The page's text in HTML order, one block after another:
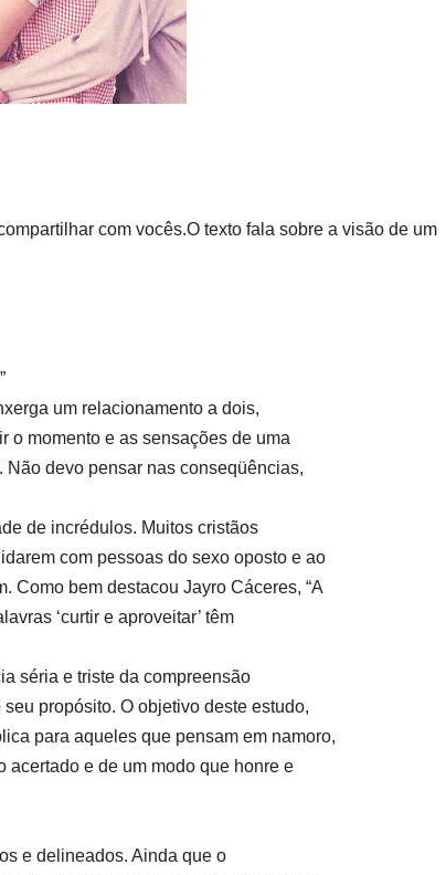
com vocês.O texto fala sobre a visão de um
um relacionamento a dois,
o momento e as sensações de uma
devo pensar nas conseqüências,
de incrédulos. Muitos cristãos
com pessoas do sexo oposto e ao
Como bem destacou Jayro Cáceres, “A
‘curtir e aproveitar’ têm
séria e triste da compreensão
propósito. O objetivo deste estudo,
para aqueles que pensam em namoro,
acertado e de um modo que honre e
e delineados. Ainda que o